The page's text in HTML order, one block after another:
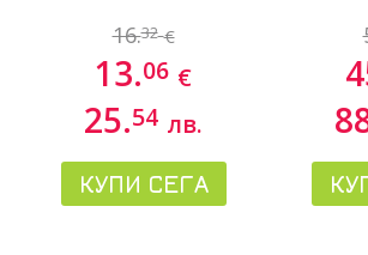
16.32 €
13.06 €
25.54 лв.
КУПИ СЕГА